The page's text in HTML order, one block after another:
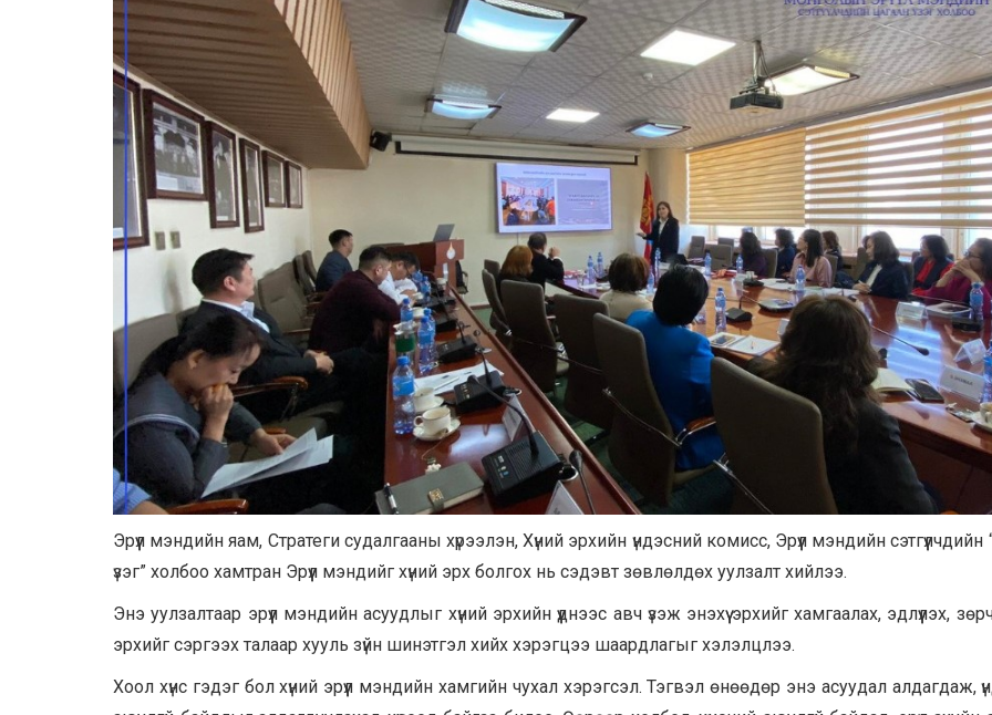
Эрүүл мэндийн яам, Стратеги судалгааны хүрээлэн, Хүний эрхийн үндэсний комисс, Эрүүл мэндийн сэтгүүлчдийн
үзэг” холбоо хамтран Эрүүл мэндийг хүний эрх болгох нь сэдэвт зөвлөлдөх уулзалт хийлээ.
Энэ уулзалтаар эрүүл мэндийн асуудлыг хүний эрхийн үүднээс авч үзэж энэхүү эрхийг хамгаалах, эдлүүлэх,
эрхийг сэргээх талаар хууль зүйн шинэтгэл хийх хэрэгцээ шаардлагыг хэлэлцлээ.
Хоол хүнс гэдэг бол хүний эрүүл мэндийн хамгийн чухал хэрэгсэл. Тэгвэл өнөөдөр энэ асуудал алдагдаж,